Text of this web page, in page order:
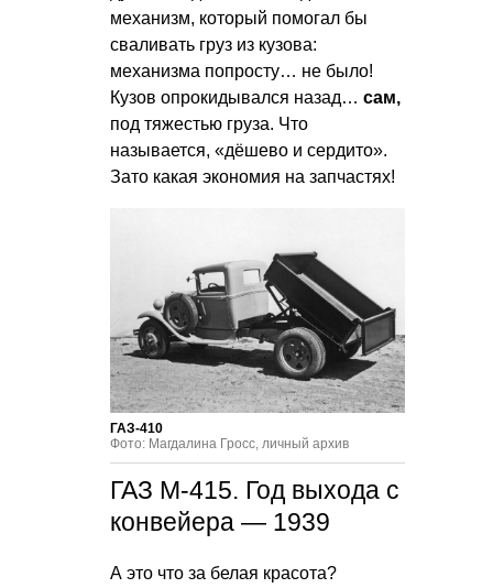
механизм, который помогал бы
сваливать груз из кузова:
механизма попросту… не было!
Кузов опрокидывался назад… сам,
под тяжестью груза. Что
называется, «дёшево и сердито».
Зато какая экономия на запчастях!
ГАЗ-410
Фото: Магдалина Гросс, личный архив
ГАЗ М-415. Год выхода с
конвейера — 1939
А это что за белая красота?